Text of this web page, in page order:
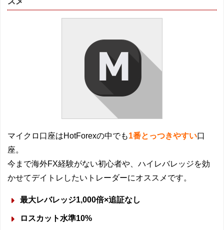
マイクロ口座はHotForexの中でも1番とっつきやすい口
座。
今まで海外FX経験がない初心者や、ハイレバレッジを効
かせてデイトレしたいトレーダーにオススメです。
最大レバレッジ1,000倍×追証なし
ロスカット水準10%